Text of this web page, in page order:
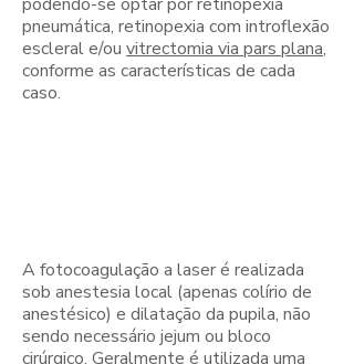
pneumática, retinopexia com introflexão
escleral e/ou vitrectomia via pars plana,
conforme as características de cada
caso.
A fotocoagulação a laser é realizada
sob anestesia local (apenas colírio de
anestésico) e dilatação da pupila, não
sendo necessário jejum ou bloco
cirúrgico. Geralmente é utilizada uma